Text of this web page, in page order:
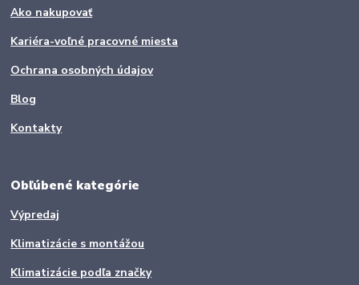
Ako nakupovať
Kariéra-voľné pracovné miesta
Ochrana osobných údajov
Blog
Kontakty
Obľúbené kategórie
Výpredaj
Klimatizácie s montážou
Klimatizácie podľa značky